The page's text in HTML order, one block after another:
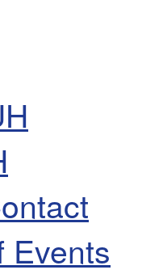
Events